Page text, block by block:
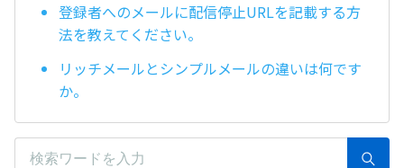
登録者へのメールに配信停止URLを記載する方
法を教えてください。
リッチメールとシンプルメールの違いは何です
か。